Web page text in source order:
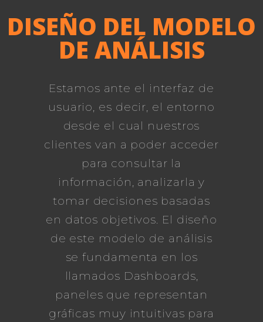
DISEÑO DEL MODELO
DE ANÁLISIS
Estamos ante el interfaz de
usuario, es decir, el entorno
desde el cual nuestros
clientes van a poder acceder
para consultar la
información, analizarla y
tomar decisiones basadas
en datos objetivos. El diseño
de este modelo de análisis
se fundamenta en los
llamados Dashboards,
paneles que representan
gráficas muy intuitivas para